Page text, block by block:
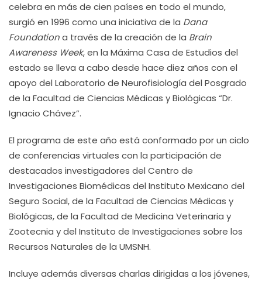
celebra en más de cien países en todo el mundo,
surgió en 1996 como una iniciativa de la Dana
Foundationa través de la creación de la Brain
Awareness Week, en la Máxima Casa de Estudios del
estado se lleva a cabo desde hace diez años con el
apoyo del Laboratorio de Neurofisiología del Posgrado
de la Facultad de Ciencias Médicas y Biológicas “Dr.
Ignacio Chávez”.
El programa de este año está conformado por un ciclo
de conferencias virtuales con la participación de
destacados investigadores del Centro de
Investigaciones Biomédicas del Instituto Mexicano del
Seguro Social, de la Facultad de Ciencias Médicas y
Biológicas, de la Facultad de Medicina Veterinaria y
Zootecnia y del Instituto de Investigaciones sobre los
Recursos Naturales de la UMSNH.
Incluye además diversas charlas dirigidas a los jóvenes,